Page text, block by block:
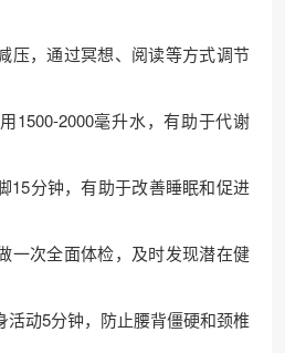
压，通过冥想、阅读等方式调节
1500-2000毫升水，有助于代谢
15分钟，有助于改善睡眠和促进
一次全面体检，及时发现潜在健
活动5分钟，防止腰背僵硬和颈椎